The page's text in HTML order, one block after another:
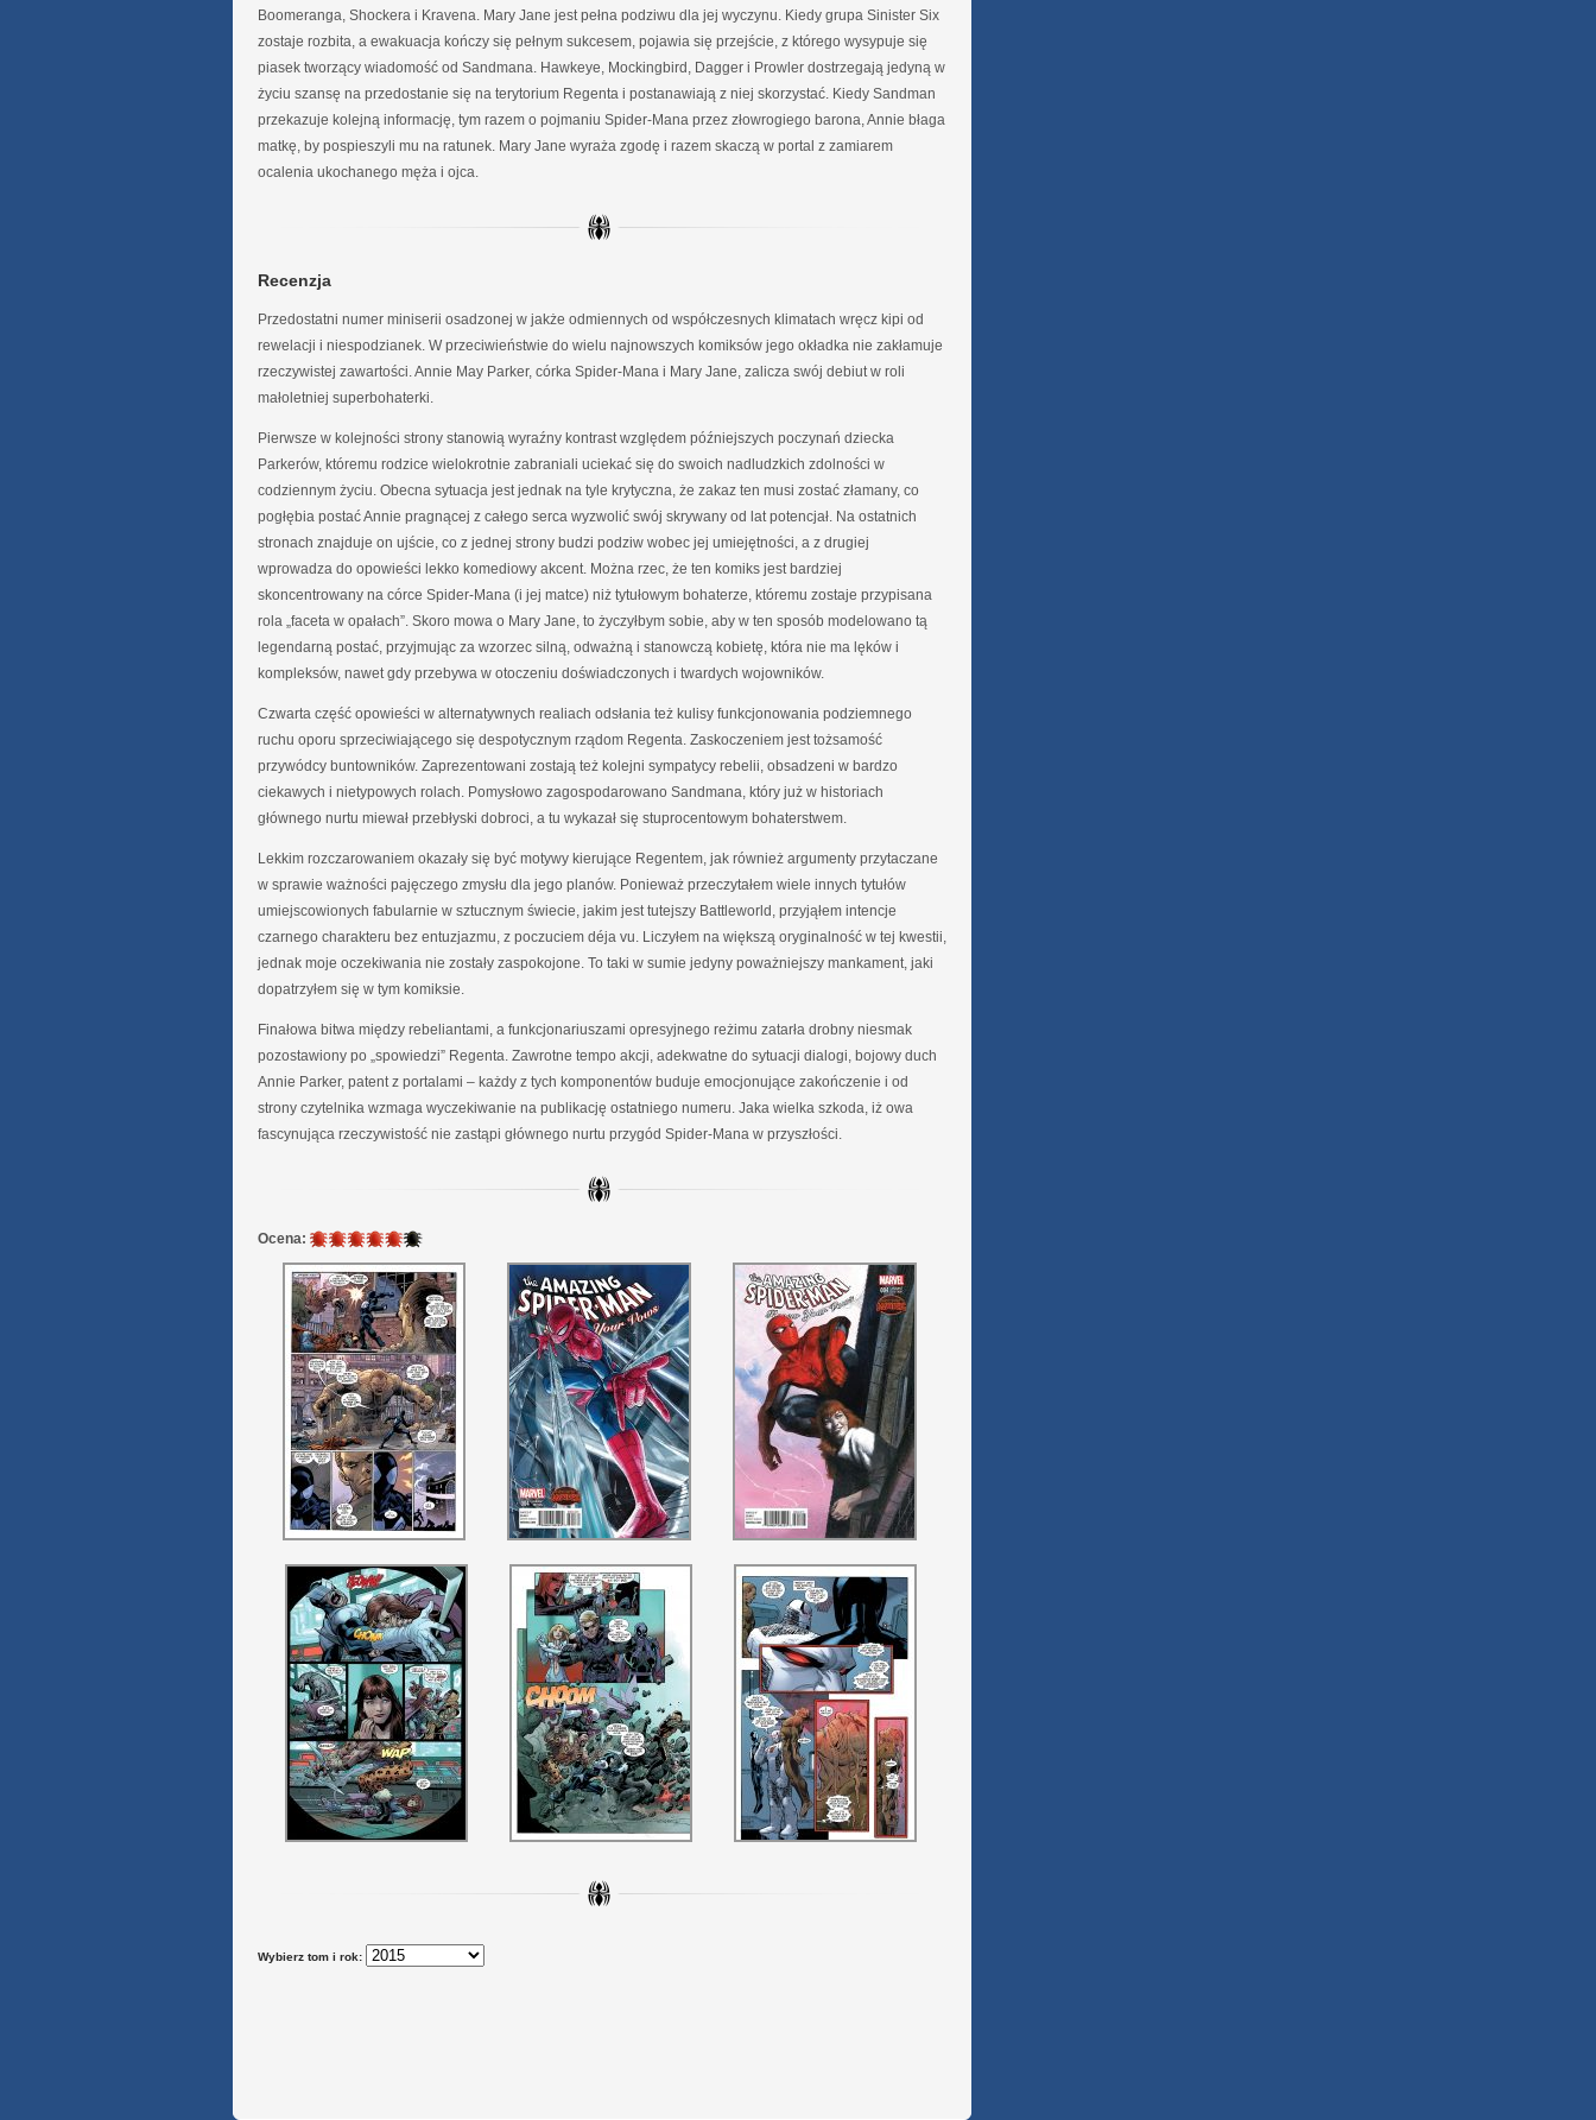
Boomeranga, Shockera i Kravena. Mary Jane jest pełna podziwu dla jej wyczynu. Kiedy grupa Sinister Six
zostaje rozbita, a ewakuacja kończy się pełnym sukcesem, pojawia się przejście, z którego wysypuje się
piasek tworzący wiadomość od Sandmana. Hawkeye, Mockingbird, Dagger i Prowler dostrzegają jedyną w
życiu szansę na przedostanie się na terytorium Regenta i postanawiają z niej skorzystać. Kiedy Sandman
przekazuje kolejną informację, tym razem o pojmaniu Spider-Mana przez złowrogiego barona, Annie błaga
matkę, by pospieszyli mu na ratunek. Mary Jane wyraża zgodę i razem skaczą w portal z zamiarem
ocalenia ukochanego męża i ojca.
Recenzja
Przedostatni numer miniserii osadzonej w jakże odmiennych od współczesnych klimatach wręcz kipi od
rewelacji i niespodzianek. W przeciwieństwie do wielu najnowszych komiksów jego okładka nie zakłamuje
rzeczywistej zawartości. Annie May Parker, córka Spider-Mana i Mary Jane, zalicza swój debiut w roli
małoletniej superbohaterki.
Pierwsze w kolejności strony stanowią wyraźny kontrast względem późniejszych poczynań dziecka
Parkerów, któremu rodzice wielokrotnie zabraniali uciekać się do swoich nadludzkich zdolności w
codziennym życiu. Obecna sytuacja jest jednak na tyle krytyczna, że zakaz ten musi zostać złamany, co
pogłębia postać Annie pragnącej z całego serca wyzwolić swój skrywany od lat potencjał. Na ostatnich
stronach znajduje on ujście, co z jednej strony budzi podziw wobec jej umiejętności, a z drugiej
wprowadza do opowieści lekko komediowy akcent. Można rzec, że ten komiks jest bardziej
skoncentrowany na córce Spider-Mana (i jej matce) niż tytułowym bohaterze, któremu zostaje przypisana
rola „faceta w opałach”. Skoro mowa o Mary Jane, to życzyłbym sobie, aby w ten sposób modelowano tą
legendarną postać, przyjmując za wzorzec silną, odważną i stanowczą kobietę, która nie ma lęków i
kompleksów, nawet gdy przebywa w otoczeniu doświadczonych i twardych wojowników.
Czwarta część opowieści w alternatywnych realiach odsłania też kulisy funkcjonowania podziemnego
ruchu oporu sprzeciwiającego się despotycznym rządom Regenta. Zaskoczeniem jest tożsamość
przywódcy buntowników. Zaprezentowani zostają też kolejni sympatycy rebelii, obsadzeni w bardzo
ciekawych i nietypowych rolach. Pomysłowo zagospodarowano Sandmana, który już w historiach
głównego nurtu miewał przebłyski dobroci, a tu wykazał się stuprocentowym bohaterstwem.
Lekkim rozczarowaniem okazały się być motywy kierujące Regentem, jak również argumenty przytaczane
w sprawie ważności pajęczego zmysłu dla jego planów. Ponieważ przeczytałem wiele innych tytułów
umiejscowionych fabularnie w sztucznym świecie, jakim jest tutejszy Battleworld, przyjąłem intencje
czarnego charakteru bez entuzjazmu, z poczuciem déja vu. Liczyłem na większą oryginalność w tej kwestii,
jednak moje oczekiwania nie zostały zaspokojone. To taki w sumie jedyny poważniejszy mankament, jaki
dopatrzyłem się w tym komiksie.
Finałowa bitwa między rebeliantami, a funkcjonariuszami opresyjnego reżimu zatarła drobny niesmak
pozostawiony po „spowiedzi” Regenta. Zawrotne tempo akcji, adekwatne do sytuacji dialogi, bojowy duch
Annie Parker, patent z portalami – każdy z tych komponentów buduje emocjonujące zakończenie i od
strony czytelnika wzmaga wyczekiwanie na publikację ostatniego numeru. Jaka wielka szkoda, iż owa
fascynująca rzeczywistość nie zastąpi głównego nurtu przygód Spider-Mana w przyszłości.
Ocena: 5
6
Wybierz tom i rok: